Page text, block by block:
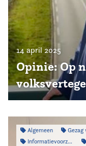
14 april 2025
Opinie: Op
Algemeen Gezag
Informatievoorziening